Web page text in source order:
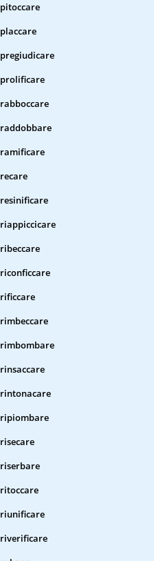
pitoccare
placcare
pregiudicare
prolificare
rabboccare
raddobbare
ramificare
recare
resinificare
riappiccicare
ribeccare
riconficcare
rificcare
rimbeccare
rimbombare
rinsaccare
rintonacare
ripiombare
risecare
riserbare
ritoccare
riunificare
riverificare